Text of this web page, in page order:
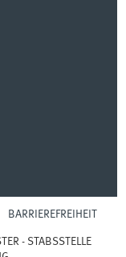
BARRIEREFREIHEIT
- STABSSTELLE